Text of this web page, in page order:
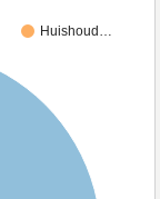
Huishoud…